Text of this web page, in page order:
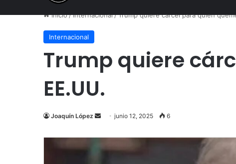
Inicio/Internacional/Trump quiere cárcel para quien
Internacional
Trump quiere
EE.UU.
Joaquín López
Send
email
junio 12, 2025 6